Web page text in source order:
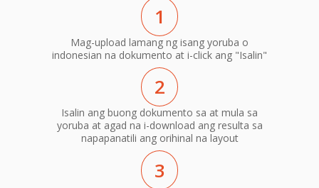
1
Mag-upload lamang ng isang yoruba o
indonesian na dokumento at i-click ang "Isalin"
2
Isalin ang buong dokumento sa at mula sa
yoruba at agad na i-download ang resulta sa
napapanatili ang orihinal na layout
3